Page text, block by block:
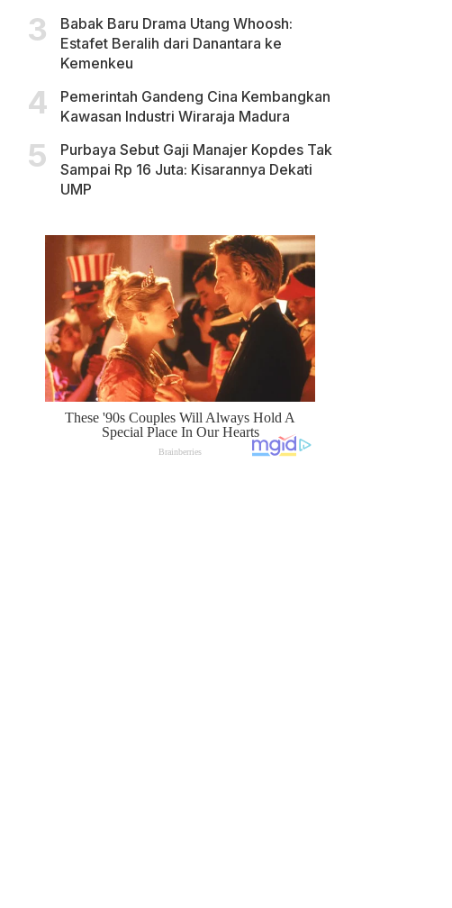
Babak Baru Drama Utang Whoosh:
Estafet Beralih dari Danantara ke
Kemenkeu
Pemerintah Gandeng Cina Kembangkan
Kawasan Industri Wiraraja Madura
Purbaya Sebut Gaji Manajer Kopdes Tak
Sampai Rp 16 Juta: Kisarannya Dekati
UMP